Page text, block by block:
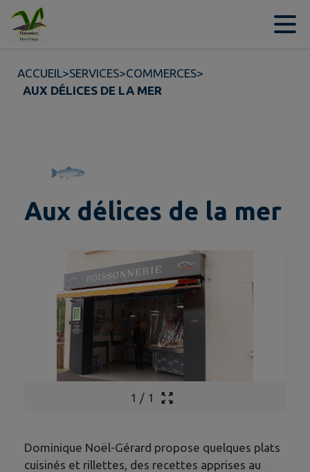
Contenu
ACCUEIL>SERVICES>COMMERCES>
AUX DÉLICES DE LA MER
Aux délices de la mer
1 / 1
Dominique Noël-Gérard propose quelques plats
cuisinés et rillettes, des recettes apprises au